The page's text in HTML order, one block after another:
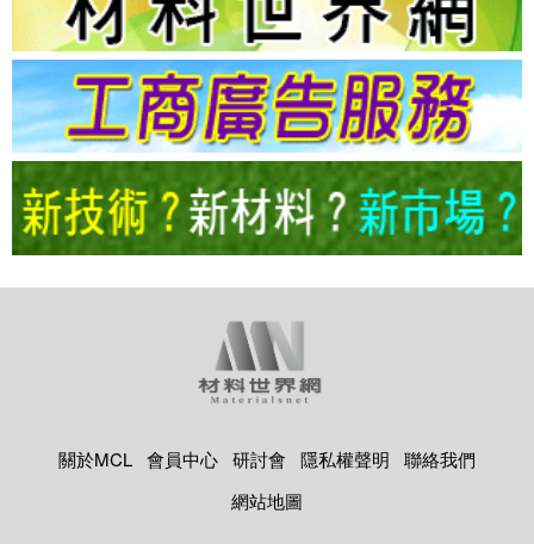
關於MCL 會員中心 研討會 隱私權聲明
聯絡我們
網站地圖